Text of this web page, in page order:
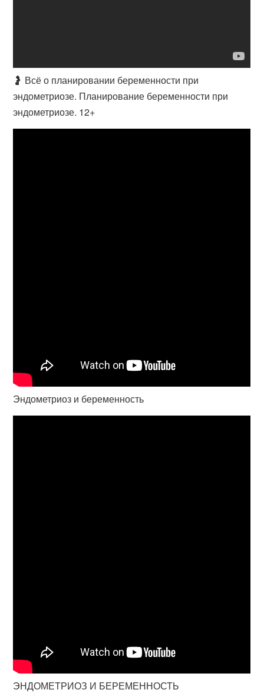
🤰 Всё о планировании беременности при
эндометриозе. Планирование беременности при
эндометриозе. 12+
Эндометриоз и беременность
ЭНДОМЕТРИОЗ И БЕРЕМЕННОСТЬ